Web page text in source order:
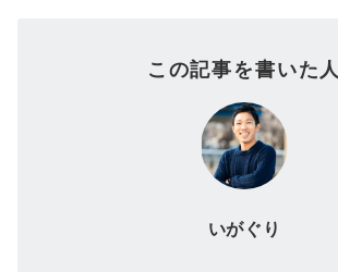
この記事を書いた人
いがぐり